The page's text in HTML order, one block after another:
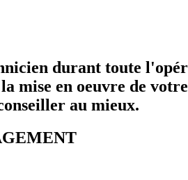
durant toute
en oeuvre de
au mieux.